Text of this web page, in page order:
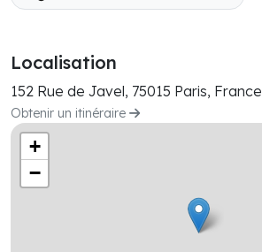
Localisation
152 Rue de Javel, 75015 Paris, France
Obtenir un itinéraire
+
−